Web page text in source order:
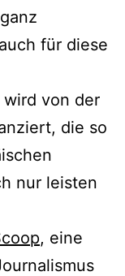
für diese
wird von der
die so
nur leisten
, eine